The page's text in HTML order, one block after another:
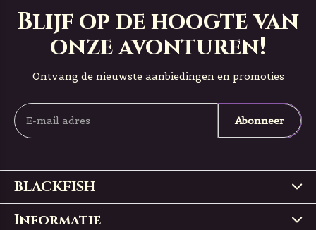
Blijf op de hoogte van
onze avonturen!
Ontvang de nieuwste aanbiedingen en promoties
Abonneer
BLACKFISH
Informatie